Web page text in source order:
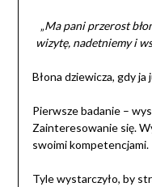
„Ma pani przerost
wizytę, nadetniemy i
Błona dziewicza, gdy
Pierwsze badanie –
Zainteresowanie się.
swoimi kompetencjami.
Tyle wystarczyło, by